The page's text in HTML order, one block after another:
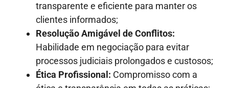
transparente e eficiente para manter os
clientes informados;
Resolução Amigável de Conflitos:
Habilidade em negociação para evitar
processos judiciais prolongados e custosos;
Ética Profissional: Compromisso com a